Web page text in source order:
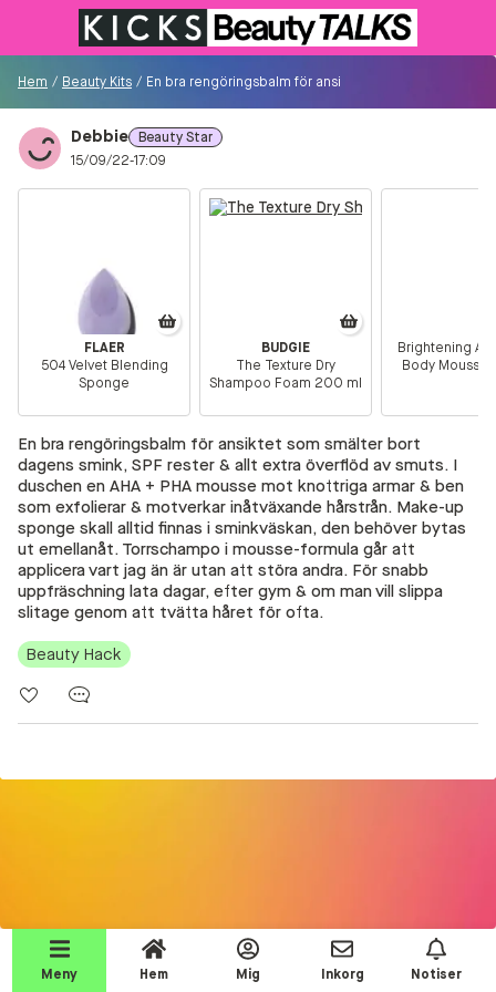
Till KICKS.se
Besökare
Sök i communityt...
👋 Är du ny på Communityt?
Såhär kommer du
Hem
Beauty Talks
Alla inlägg
Beauty Chatroom
Beauty Routines
Help a shopper!
Makeup
Hem / Beauty Kits / En bra rengöringsbalm för ansiktet som smälter bort
Debbie Beauty Star
15/09/22-17:09
FLAER
504 Velvet Blending
Sponge
BUDGIE
The Texture Dry
Shampoo Foam 200 ml
Brightening
Body Mousse
En bra rengöringsbalm för ansiktet som smälter bort
dagens smink, SPF rester & allt extra överflöd av smuts. I
duschen en AHA + PHA mousse mot knottriga armar & ben
som exfolierar & motverkar inåtväxande hårstrån. Make-up
sponge skall alltid finnas i sminkväskan, den behöver bytas
ut emellanåt. Torrschampo i mousse-formula går att
applicera vart jag än är utan att störa andra. För snabb
uppfräschning lata dagar, efter gym & om man vill slippa
slitage genom att tvätta håret för ofta.
Beauty Hack
Meny Hem Mig Inkorg Notiser